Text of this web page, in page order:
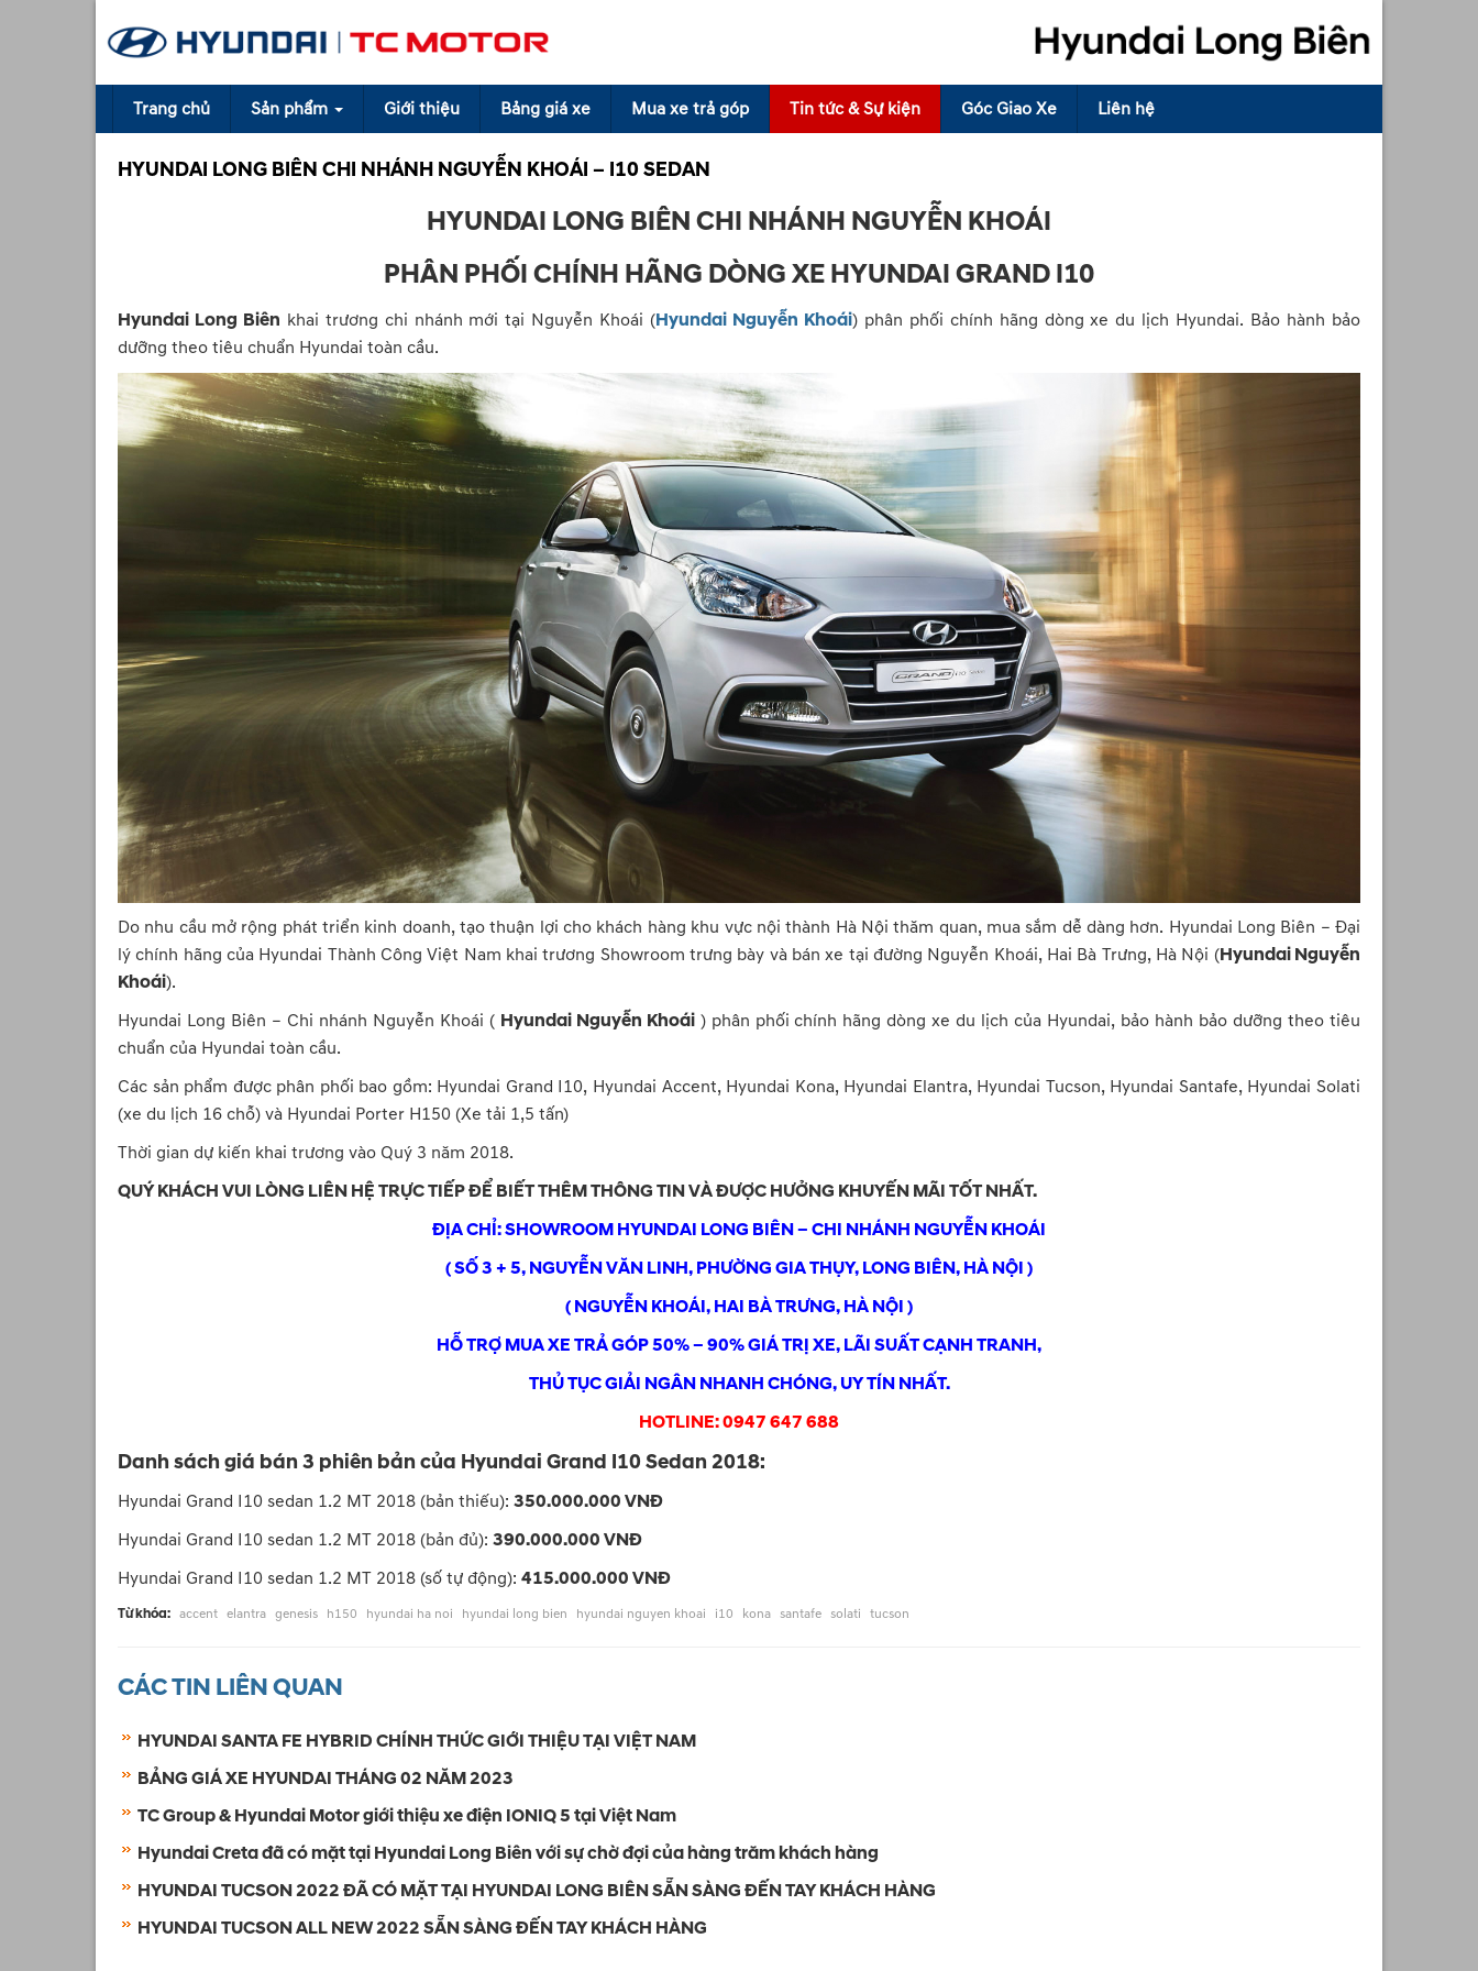
Trang chủ Sản phẩm Giới thiệu Bảng giá xe Mua xe trả góp Tin tức & Sự kiện Góc Giao Xe Liên hệ
HYUNDAI LONG BIÊN CHI NHÁNH NGUYỄN KHOÁI – I10 SEDAN
HYUNDAI LONG BIÊN CHI NHÁNH NGUYỄN KHOÁI
PHÂN PHỐI CHÍNH HÃNG DÒNG XE HYUNDAI GRAND I10
Hyundai Long Biên khai trương chi nhánh mới tại Nguyễn Khoái (Hyundai Nguyễn Khoái) phân phối chính hãng dòng xe du lịch Hyundai. Bảo hành bảo
dưỡng theo tiêu chuẩn Hyundai toàn cầu.
Do nhu cầu mở rộng phát triển kinh doanh, tạo thuận lợi cho khách hàng khu vực nội thành Hà Nội thăm quan, mua sắm dễ dàng hơn. Hyundai Long Biên – Đại
lý chính hãng của Hyundai Thành Công Việt Nam khai trương Showroom trưng bày và bán xe tại đường Nguyễn Khoái, Hai Bà Trưng, Hà Nội (Hyundai Nguyễn
Khoái).
Hyundai Long Biên – Chi nhánh Nguyễn Khoái ( Hyundai Nguyễn Khoái) phân phối chính hãng dòng xe du lịch của Hyundai, bảo hành bảo dưỡng theo tiêu
chuẩn của Hyundai toàn cầu.
Các sản phẩm được phân phối bao gồm: Hyundai Grand I10, Hyundai Accent, Hyundai Kona, Hyundai Elantra, Hyundai Tucson, Hyundai Santafe, Hyundai Solati
(xe du lịch 16 chỗ) và Hyundai Porter H150 (Xe tải 1,5 tấn)
Thời gian dự kiến khai trương vào Quý 3 năm 2018.
QUÝ KHÁCH VUI LÒNG LIÊN HỆ TRỰC TIẾP ĐỂ BIẾT THÊM THÔNG TIN VÀ ĐƯỢC HƯỞNG KHUYẾN MÃI TỐT NHẤT.
ĐỊA CHỈ: SHOWROOM HYUNDAI LONG BIÊN – CHI NHÁNH NGUYỄN KHOÁI
( SỐ 3 + 5, NGUYỄN VĂN LINH, PHƯỜNG GIA THỤY, LONG BIÊN, HÀ NỘI )
( NGUYỄN KHOÁI, HAI BÀ TRƯNG, HÀ NỘI )
HỖ TRỢ MUA XE TRẢ GÓP 50% – 90% GIÁ TRỊ XE, LÃI SUẤT CẠNH TRANH,
THỦ TỤC GIẢI NGÂN NHANH CHÓNG, UY TÍN NHẤT.
HOTLINE: 0947 647 688
Danh sách giá bán 3 phiên bản của Hyundai Grand I10 Sedan 2018:
Hyundai Grand I10 sedan 1.2 MT 2018 (bản thiếu): 350.000.000 VNĐ
Hyundai Grand I10 sedan 1.2 MT 2018 (bản đủ): 390.000.000 VNĐ
Hyundai Grand I10 sedan 1.2 MT 2018 (số tự động): 415.000.000 VNĐ
Từ khóa: accent elantra genesis h150 hyundai ha noi hyundai long bien hyundai nguyen khoai i10 kona santafe solati tucson
CÁC TIN LIÊN QUAN
HYUNDAI SANTA FE HYBRID CHÍNH THỨC GIỚI THIỆU TẠI VIỆT NAM
BẢNG GIÁ XE HYUNDAI THÁNG 02 NĂM 2023
TC Group & Hyundai Motor giới thiệu xe điện IONIQ 5 tại Việt Nam
Hyundai Creta đã có mặt tại Hyundai Long Biên với sự chờ đợi của hàng trăm khách hàng
HYUNDAI TUCSON 2022 ĐÃ CÓ MẶT TẠI HYUNDAI LONG BIÊN SẴN SÀNG ĐẾN TAY KHÁCH HÀNG
HYUNDAI TUCSON ALL NEW 2022 SẴN SÀNG ĐẾN TAY KHÁCH HÀNG